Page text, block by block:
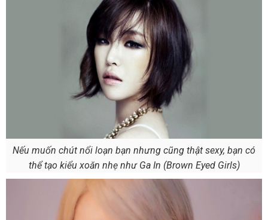
Nếu muốn chút nổi loạn bạn nhưng cũng thật sexy, bạn có
thể tạo kiểu xoăn nhẹ như Ga In (Brown Eyed Girls)